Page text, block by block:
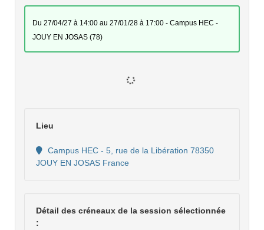
du 27/04/27 à 14:00 au 27/01/28 à 17:00 - Campus HEC -
JOUY EN JOSAS (78)
Lieu
JOUY EN JOSAS France
Détail des créneaux de la session sélectionnée
: